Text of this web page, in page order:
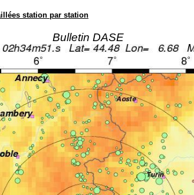
station par station
Bulletin DASE